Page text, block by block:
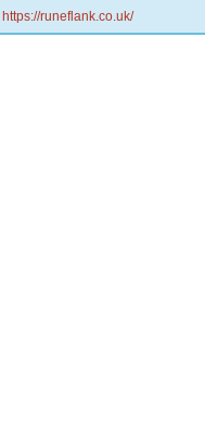
https://runeflank.co.uk/